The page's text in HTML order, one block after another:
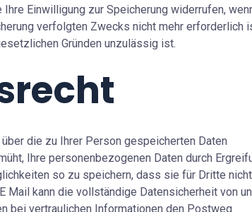
Einwilligung zur Speicherung widerrufen,
verfolgten Zwecks nicht mehr erforderlich
Gründen unzulässig ist.
die zu Ihrer Person gespeicherten Daten
Ihre personenbezogenen Daten durch
so zu speichern, dass sie für Dritte nicht
Mail kann die vollständige Datensicherheit von
bei vertraulichen Informationen den Postweg